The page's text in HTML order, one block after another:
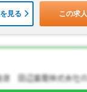
見る この求